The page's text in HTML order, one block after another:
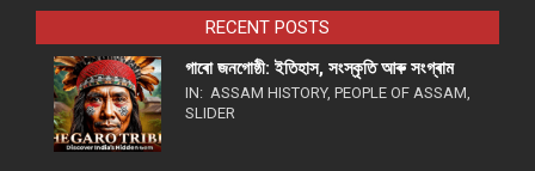
RECENT POSTS
গাৰো জনগোষ্ঠী: ইতিহাস, সংস্কৃতি আৰু সংগ্ৰাম
IN: ASSAM HISTORY, PEOPLE OF ASSAM
SLIDER